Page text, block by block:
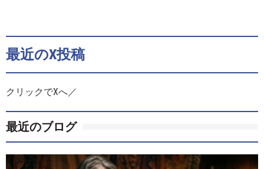
最近のX投稿
クリックでXへ／
最近のブログ